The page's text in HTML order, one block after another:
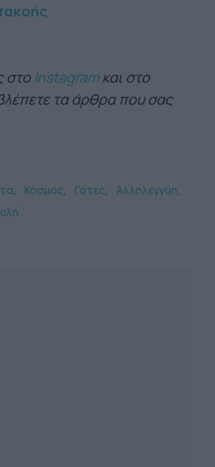
στο Instagramκαι στο
τα άρθρα που σας
Κόσμος Γάτες
Αλληλεγγύη